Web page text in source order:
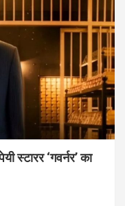
स्टारर ‘गवर्नर’ का